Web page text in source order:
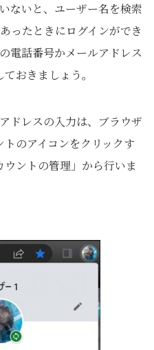
ないと、ユーザー名を検索
ったときにログインができ
電話番号かメールアドレス
おきましょう。
ドレスの入力は、ブラウザ
のアイコンをクリックす
ントの管理」から行いま